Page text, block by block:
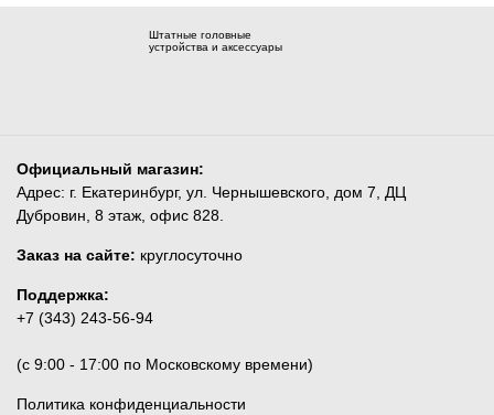
Штатные головные
устройства и аксессуары
Официальный магазин:
Адрес: г. Екатеринбург, ул. Чернышевского, дом 7, ДЦ
Дубровин, 8 этаж, офис 828.
Заказ на сайте: круглосуточно
Поддержка:
+7 (343) 243-56-94
(c 9:00 - 17:00 по Московскому времени)
Политика конфиденциальности